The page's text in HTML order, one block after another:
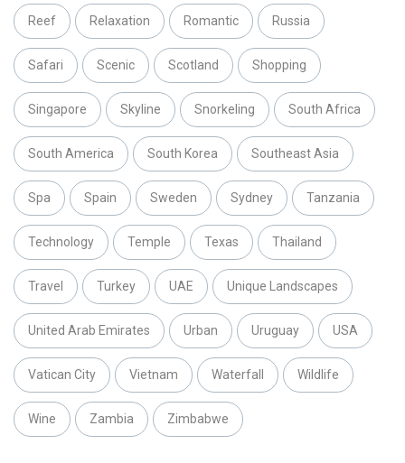
Reef Relaxation Romantic Russia
Safari Scenic Scotland Shopping
Singapore Skyline Snorkeling South Africa
South America South Korea Southeast Asia
Spa Spain Sweden Sydney Tanzania
Technology Temple Texas Thailand
Travel Turkey UAE Unique Landscapes
United Arab Emirates Urban Uruguay USA
Vatican City Vietnam Waterfall Wildlife
Wine Zambia Zimbabwe